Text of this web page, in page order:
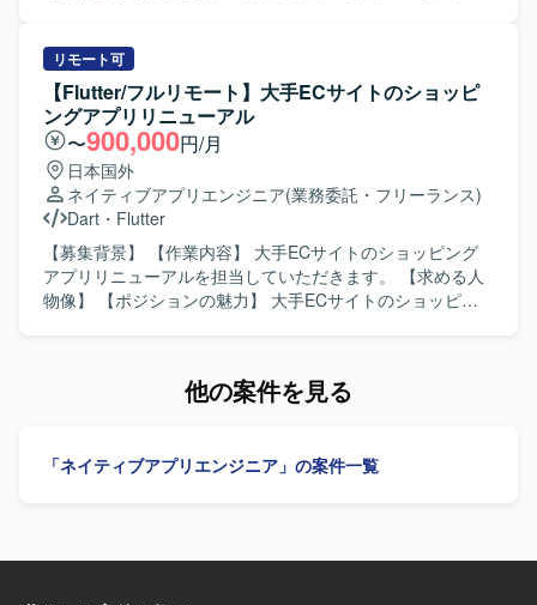
装、テストまで一連の工程をご担当いただきます。また、
開発に関連する各種ドキュメントの作成も実施いただきま
す。 【求める人物像】 モバイルアプリ開発において主体的
に設計から実装、テストまで対応できる方を求めておりま
す。関係者とコミュニケーションを取りながら、品質とユ
ーザビリティを意識した開発ができる方を歓迎いたしま
す。 【ポジションの魅力】 金融系ネットバンキングサービ
スの開発に関わることで、大規模なユーザーを持つサービ
スのモバイルアプリ開発経験を積むことができます。
iOS/Androidいずれかの専門性を活かしつつ、金融ドメイン
の知見も深めていただけます。 【開発環境】 iOS/Android
リモート可
【Flutter/フルリモート】大手ECサイトのショッピ
ングアプリリニューアル
〜900,000円/月
日本国外
ネイティブアプリエンジニア(業務委託・フリーランス)
Dart ・ Flutter
【募集背景】 【作業内容】 大手ECサイトのショッピング
アプリリニューアルを担当していただきます。 【求める人
物像】 【ポジションの魅力】 大手ECサイトのショッピン
他の案件を見る
「ネイティブアプリエンジニア」の案件一覧